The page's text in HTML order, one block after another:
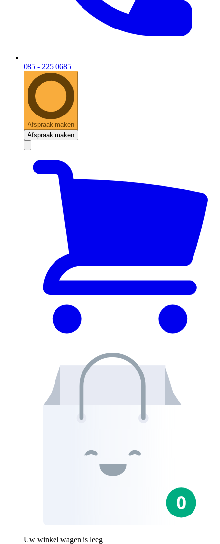
085 - 225 0685
Afspraak maken
Afspraak maken
Uw winkel wagen is leeg